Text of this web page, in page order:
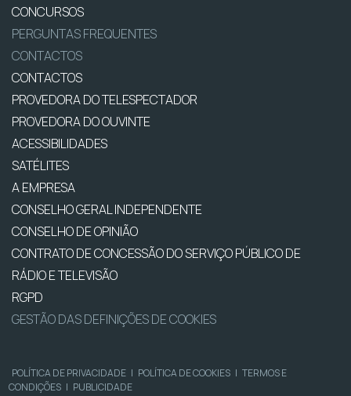
CONCURSOS
PERGUNTAS FREQUENTES
CONTACTOS
CONTACTOS
PROVEDORA DO TELESPECTADOR
PROVEDORA DO OUVINTE
ACESSIBILIDADES
SATÉLITES
A EMPRESA
CONSELHO GERAL INDEPENDENTE
CONSELHO DE OPINIÃO
CONTRATO DE CONCESSÃO DO SERVIÇO PÚBLICO DE
RÁDIO E TELEVISÃO
RGPD
GESTÃO DAS DEFINIÇÕES DE COOKIES
POLÍTICA DE PRIVACIDADE | POLÍTICA DE COOKIES | TERMOS E
CONDIÇÕES | PUBLICIDADE